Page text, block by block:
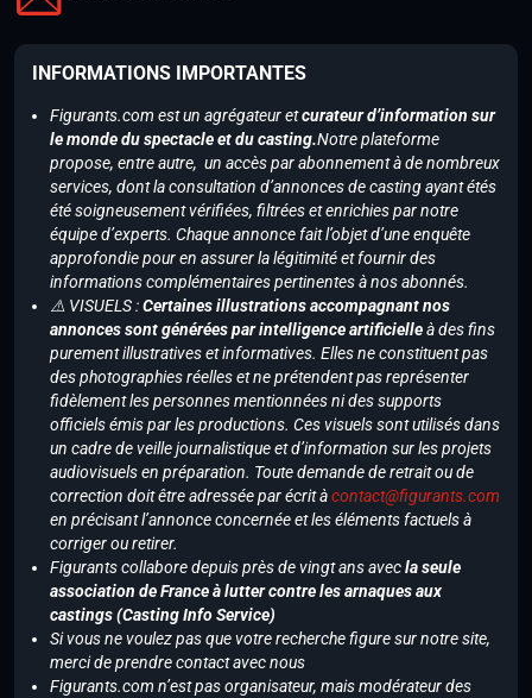
INFORMATIONS IMPORTANTES
Figurants.com est un agrégateur etcurateur d’information sur
le monde du spectacle et du casting.Notre plateforme
propose, entre autre, un accès par abonnement à de nombreux
services, dont la consultation d’annonces de casting ayant étés
été soigneusement vérifiées, filtrées et enrichies par notre
équipe d’experts. Chaque annonce fait l’objet d’une enquête
approfondie pour en assurer la légitimité et fournir des
informations complémentaires pertinentes à nos abonnés.
⚠️ VISUELS :Certaines illustrations accompagnant nos
annonces sont générées par intelligence artificielleà des fins
purement illustratives et informatives. Elles ne constituent pas
des photographies réelles et ne prétendent pas représenter
fidèlement les personnes mentionnées ni des supports
officiels émis par les productions. Ces visuels sont utilisés dans
un cadre de veille journalistique et d’information sur les projets
audiovisuels en préparation. Toute demande de retrait ou de
correction doit être adressée par écrit àcontact@figurants.com
en précisant l’annonce concernée et les éléments factuels à
corriger ou retirer.
Figurants collabore depuis près de vingt ans avecla seule
association de France à lutter contre les arnaques aux
castings (Casting Info Service)
Si vous ne voulez pas que votre recherche figure sur notre site,
merci de prendre contact avec nous
Figurants.com n’est pas organisateur, mais modérateur des